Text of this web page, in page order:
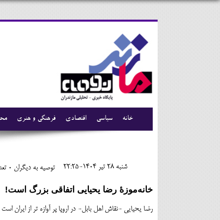
فرهنگی و هنری اقتصادی سیاسی خانه
توصیه به دیگران 0 شنبه 28 تير 1404-22:25
خانه‌موزۀ رضا یحیایی اتفاقی بزرگ است!
رضا یحیایی -نقاش اهل بابل- در اروپا پر آوازه تر از ایران